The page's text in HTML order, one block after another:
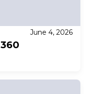
June 4, 2026